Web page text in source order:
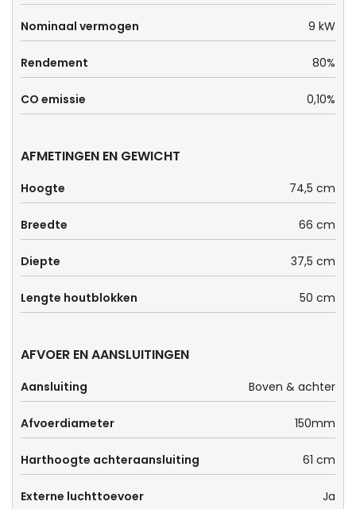
Nominaal vermogen 9 kW
Rendement 80%
CO emissie 0,10%
AFMETINGEN EN GEWICHT
Hoogte 74,5 cm
Breedte 66 cm
Diepte 37,5 cm
Lengte houtblokken 50 cm
AFVOER EN AANSLUITINGEN
Aansluiting Boven & achter
Afvoerdiameter 150mm
Harthoogte achteraansluiting 61 cm
Externe luchttoevoer Ja